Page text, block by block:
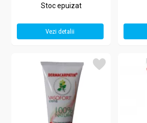
Stoc epuizat
Vezi detalii